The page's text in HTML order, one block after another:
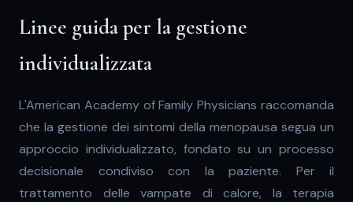
Linee guida per la gestione
individualizzata
L'American Academy of Family Physicians raccomanda
che la gestione dei sintomi della menopausa segua un
approccio individualizzato, fondato su un processo
decisionale condiviso con la paziente. Per il
trattamento delle vampate di calore, la terapia